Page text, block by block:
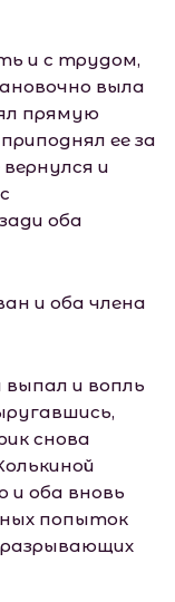
и с трудом,
выла
прямую
ее за
и
оба
и оба члена
выпал и вопль
снова
и оба вновь
попыток